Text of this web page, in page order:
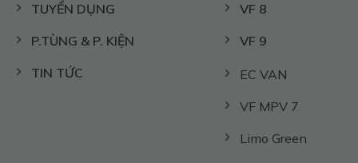
TUYỂN DỤNG
P.TÙNG & P. KIỆN
TIN TỨC
VF 8
VF 9
EC VAN
VF MPV 7
Limo Green